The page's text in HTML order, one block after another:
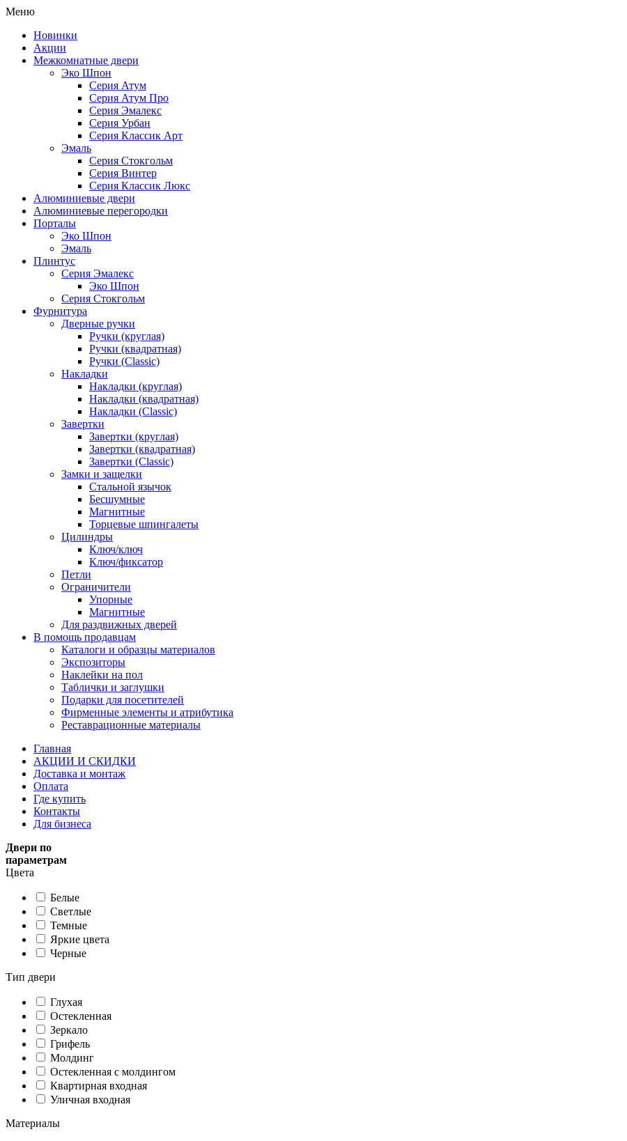
Меню
Новинки
Акции
Межкомнатные двери
Эко Шпон
Серия Атум
Серия Атум Про
Серия Эмалекс
Серия Урбан
Серия Классик Арт
Эмаль
Серия Стокгольм
Серия Винтер
Серия Классик Люкс
Алюминиевые двери
Алюминиевые перегородки
Порталы
Эко Шпон
Эмаль
Плинтус
Серия Эмалекс
Эко Шпон
Серия Стокгольм
Фурнитура
Дверные ручки
Ручки (круглая)
Ручки (квадратная)
Ручки (Classic)
Накладки
Накладки (круглая)
Накладки (квадратная)
Накладки (Classic)
Завертки
Завертки (круглая)
Завертки (квадратная)
Завертки (Classic)
Замки и защелки
Стальной язычок
Бесшумные
Магнитные
Торцевые шпингалеты
Цилиндры
Ключ/ключ
Ключ/фиксатор
Петли
Ограничители
Упорные
Магнитные
Для раздвижных дверей
В помощь продавцам
Каталоги и образцы материалов
Экспозиторы
Наклейки на пол
Таблички и заглушки
Подарки для посетителей
Фирменные элементы и атрибутика
Реставрационные материалы
Главная
АКЦИИ И СКИДКИ
Доставка и монтаж
Оплата
Где купить
Контакты
Для бизнеса
Двери по
параметрам
Цвета
Белые
Светлые
Темные
Яркие цвета
Черные
Тип двери
Глухая
Остекленная
Зеркало
Грифель
Молдинг
Остекленная с молдингом
Квартирная входная
Уличная входная
Материалы